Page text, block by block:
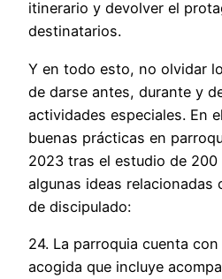
itinerario y devolver el
destinatarios.
Y en todo esto, no olvidar
de darse antes, durante y
actividades especiales. En
buenas prácticas en
2023 tras el estudio de
algunas ideas relacionadas
de discipulado:
24. La parroquia cuenta
acogida que incluye